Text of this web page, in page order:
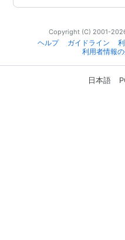
Copyright (C) 2001-
ヘルプ
ガイドライン
利用者情報
日本語